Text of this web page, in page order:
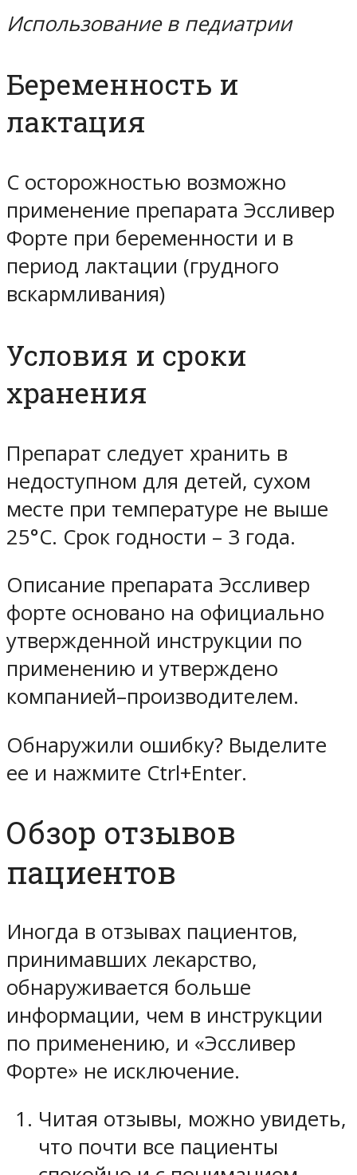
Использование в педиатрии
Беременность и
лактация
С осторожностью возможно
применение препарата Эссливер
Форте при беременности и в
период лактации (грудного
вскармливания)
Условия и сроки
хранения
Препарат следует хранить в
недоступном для детей, сухом
месте при температуре не выше
25°C. Срок годности – 3 года.
Описание препарата Эссливер
форте основано на официально
утвержденной инструкции по
применению и утверждено
компанией–производителем.
Обнаружили ошибку? Выделите
ее и нажмите Ctrl+Enter.
Обзор отзывов
пациентов
Иногда в отзывах пациентов,
принимавших лекарство,
обнаруживается больше
информации, чем в инструкции
по применению, и «Эссливер
Форте» не исключение.
Читая отзывы, можно увидеть,
что почти все пациенты